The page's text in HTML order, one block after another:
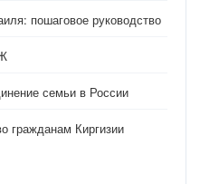
пошаговое руководство
семьи в России
гражданам Киргизии